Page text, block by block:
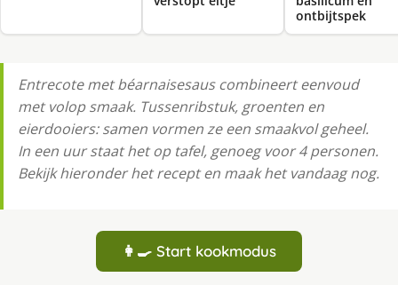
ontbijtspek
Entrecote met béarnaisesaus combineert eenvoud
met volop smaak. Tussenribstuk, groenten en
eierdooiers: samen vormen ze een smaakvol geheel.
In een uur staat het op tafel, genoeg voor 4 personen.
Bekijk hieronder het recept en maak het vandaag nog.
👩‍🍳 Start kookmodus